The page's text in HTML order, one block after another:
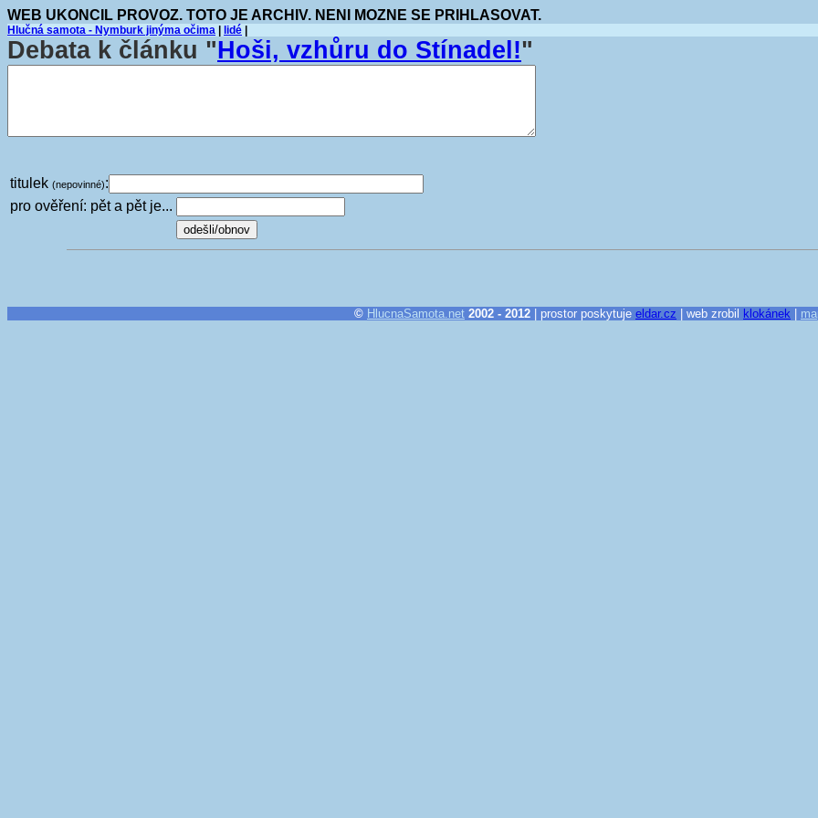
WEB UKONCIL PROVOZ. TOTO JE ARCHIV. NENI MOZNE SE PRIHLASOVAT.
Hlučná samota - Nymburk jinýma očima lidé
Debata k článku "Hoši, vzhůru do Stínadel!"
titulek (nepovinné):
pro ověření: pět a pět je...
© HlucnaSamota.net 2002 - 2012 | prostor poskytuje eldar.cz | web zrobil klokánek